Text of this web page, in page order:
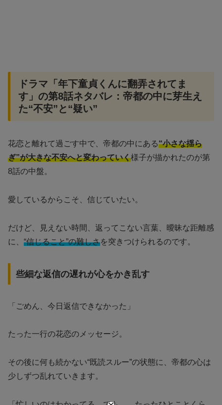
ドラマ「年下童貞くんに翻弄されてま
す」の第8話ネタバレ：帝都の中に芽生え
た“不安”と“疑い”
花恋と離れて過ごす中で、帝都の中にある“小さな揺ら
ぎ”が大きな不安へと変わっていく様子が描かれたのが第
8話の中盤。
愛しているからこそ、信じていたい。
だけど、見えない時間、返ってこない言葉、曖昧な距離感
に、 “信じること”の難しさを突きつけられるのです。
些細な返信の遅れが心をかき乱す
「ごめん、今日返信できなかった」
たった一行の花恋のメッセージ。
その後に何も続かない“既読スルー”の状態に、帝都の心は
少しずつ乱れていきます。